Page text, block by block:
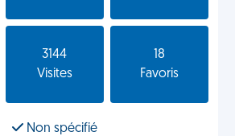
3144
Visites
18
Favoris
Non spécifié